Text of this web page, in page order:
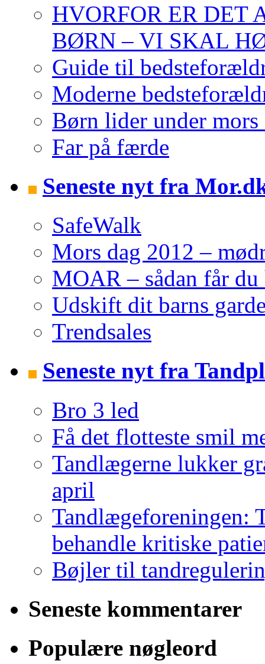
HVORFOR ER DET
BØRN – VI SKAL
Guide til
Moderne
Børn lider under
Far på færde
Seneste nyt fra
SafeWalk
Mors dag 2012 –
MOAR – sådan får
Udskift dit barns
Trendsales
Seneste nyt fra
Bro 3 led
Få det flotteste smil
Tandlægerne lukker
april
Tandlægeforeningen:
behandle kritiske
Bøjler til
Seneste kommentarer
Populære nøgleord